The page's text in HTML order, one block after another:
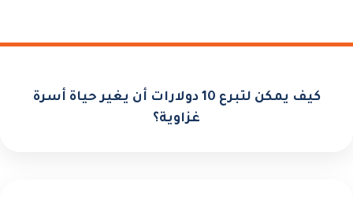
كيف يمكن لتبرع 10 دولارات أن يغير حياة أسرة
غزاوية؟